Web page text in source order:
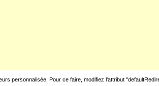
personnalisée. Pour ce faire, modifiez l'attribut